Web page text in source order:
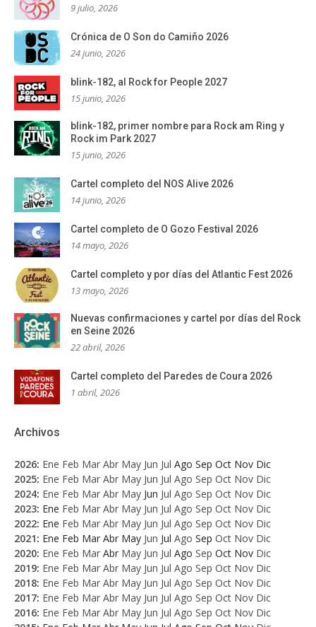
9 julio, 2026
Crónica de O Son do Camiño 2026
24 junio, 2026
blink-182, al Rock for People 2027
15 junio, 2026
blink-182, primer nombre para Rock am Ring y
Rock im Park 2027
15 junio, 2026
Cartel completo del NOS Alive 2026
14 junio, 2026
Cartel completo de O Gozo Festival 2026
14 mayo, 2026
Cartel completo y por días del Atlantic Fest 2026
13 mayo, 2026
Nuevas confirmaciones y cartel por días del Rock
en Seine 2026
22 abril, 2026
Cartel completo del Paredes de Coura 2026
1 abril, 2026
Archivos
2026: Ene Feb Mar Abr May Jun Jul Ago Sep Oct Nov Dic
2025: Ene Feb Mar Abr May Jun Jul Ago Sep Oct Nov Dic
2024: Ene Feb Mar Abr May Jun Jul Ago Sep Oct Nov Dic
2023: Ene Feb Mar Abr May Jun Jul Ago Sep Oct Nov Dic
2022: Ene Feb Mar Abr May Jun Jul Ago Sep Oct Nov Dic
2021: Ene Feb Mar Abr May Jun Jul Ago Sep Oct Nov Dic
2020: Ene Feb Mar Abr May Jun Jul Ago Sep Oct Nov Dic
2019: Ene Feb Mar Abr May Jun Jul Ago Sep Oct Nov Dic
2018: Ene Feb Mar Abr May Jun Jul Ago Sep Oct Nov Dic
2017: Ene Feb Mar Abr May Jun Jul Ago Sep Oct Nov Dic
2016: Ene Feb Mar Abr May Jun Jul Ago Sep Oct Nov Dic